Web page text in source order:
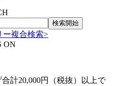
ー複合検索>
ON
計20,000円（税抜）以上で